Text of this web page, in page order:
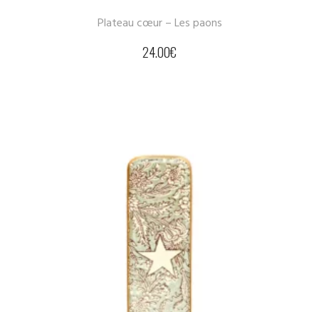
Plateau cœur – Les paons
24.00€